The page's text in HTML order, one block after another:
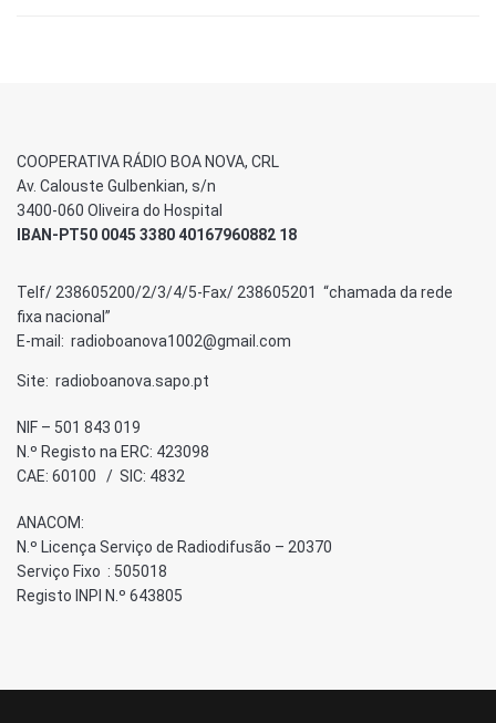
COOPERATIVA RÁDIO BOA NOVA, CRL
Av. Calouste Gulbenkian, s/n
3400-060 Oliveira do Hospital
IBAN-PT50 0045 3380 40167960882 18
Telf/ 238605200/2/3/4/5-Fax/ 238605201 “chamada da rede
fixa nacional”
E-mail: radioboanova1002@gmail.com
Site: radioboanova.sapo.pt
NIF – 501 843 019
N.º Registo na ERC: 423098
CAE: 60100 / SIC: 4832
ANACOM:
N.º Licença Serviço de Radiodifusão – 20370
Serviço Fixo : 505018
Registo INPI N.º 643805